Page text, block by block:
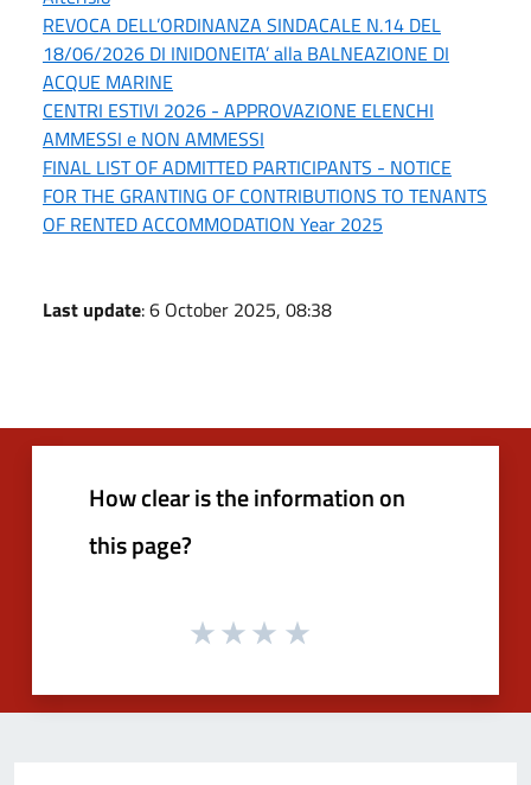
REVOCA DELL’ORDINANZA SINDACALE N.14 DEL
18/06/2026 DI INIDONEITA’ alla BALNEAZIONE DI
ACQUE MARINE
CENTRI ESTIVI 2026 - APPROVAZIONE ELENCHI
AMMESSI e NON AMMESSI
FINAL LIST OF ADMITTED PARTICIPANTS - NOTICE
FOR THE GRANTING OF CONTRIBUTIONS TO TENANTS
OF RENTED ACCOMMODATION Year 2025
Last update: 6 October 2025, 08:38
How clear is the information on
this page?